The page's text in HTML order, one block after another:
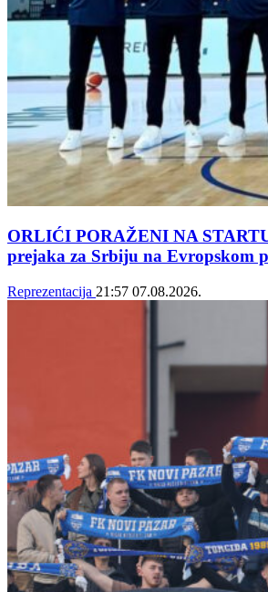
ORLIĆI PORAŽENI NA
prejaka za Srbiju na Evropskom
Reprezentacija 21:57 07.08.2026.